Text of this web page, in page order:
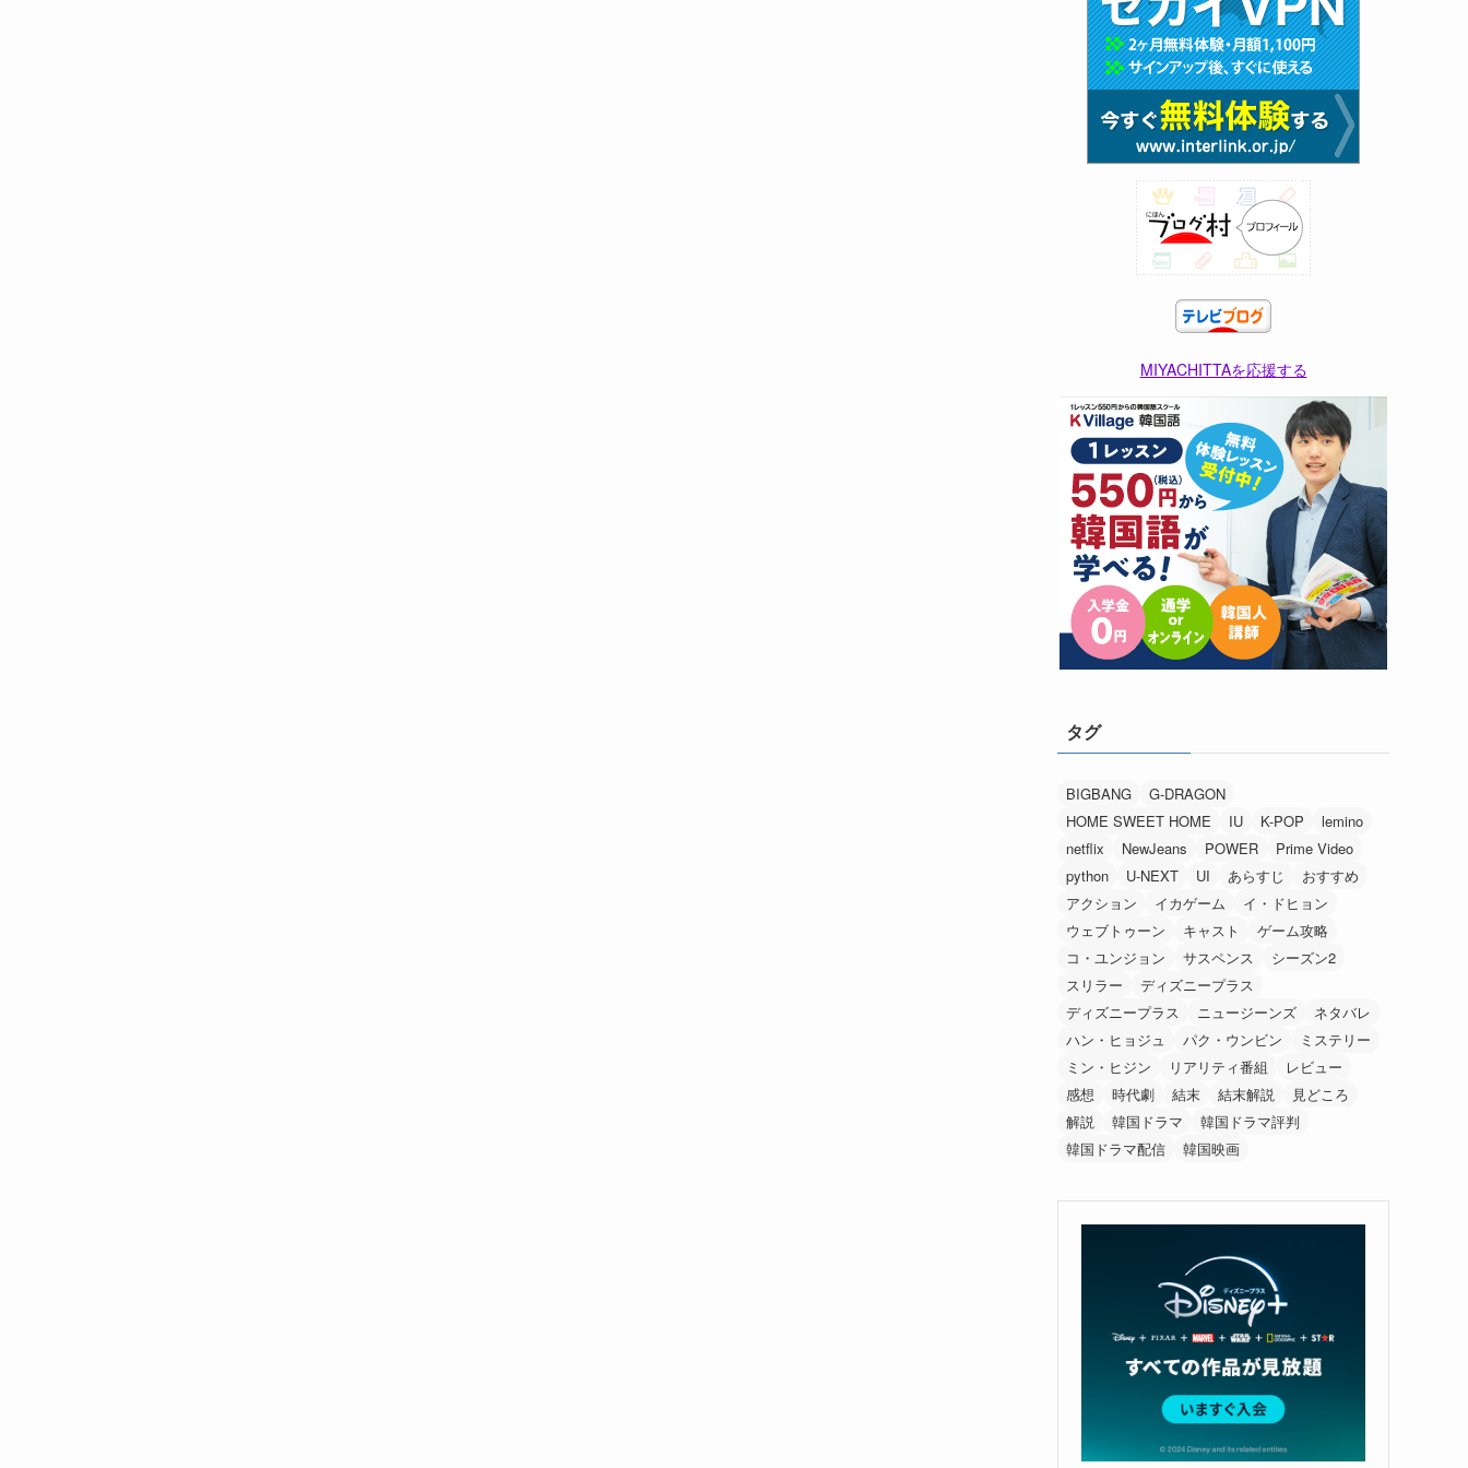
MIYACHITTAを応援する
タグ
BIGBANG
G-DRAGON
HOME SWEET HOME
IU K-POP
lemino
netflix
NewJeans POWER
Prime Video
python
U-NEXT UI あらすじ
おすすめ
アクション
イカゲーム
イ・ドヒョン
ウェブトゥーン
キャスト
ゲーム攻略
コ・ユンジョン
サスペンス
シーズン2
スリラー
ディズニープラス
ディズニープラス
ニュージーンズ
ネタバレ
ハン・ヒョジュ
パク・ウンビン
ミステリー
ミン・ヒジン
リアリティ番組
レビュー
感想
時代劇 結末 結末解説
見どころ
解説
韓国ドラマ
韓国ドラマ評判
韓国ドラマ配信
韓国映画